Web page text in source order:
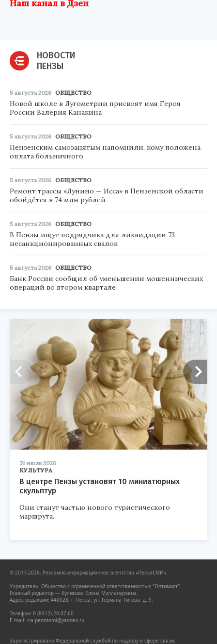
Наш канал в Дзен
НОВОСТИ
ПЕНЗЫ
5 августа 2026 ОБЩЕСТВО
Новой школе в Лугометрии присвоят имя Героя
России Валерия Канакина
5 августа 2026 ОБЩЕСТВО
Пензенским самозанятым напомнили, кому положена
оплата больничного
5 августа 2026 ОБЩЕСТВО
Ремонт трассы «Лунино — Исса» в Пензенской области
обойдётся в 74 млн рублей
5 августа 2026 ОБЩЕСТВО
В Пензы ищут подрядчика для ликвидации 73
несанкционированных свалок
5 августа 2026 ОБЩЕСТВО
Банк России сообщил об уменьшении мошеннических
операций во втором квартале
31 июля 2026
КУЛЬТУРА
В центре Пензы установят 10 миниатюрных
скульптур
Они станут частью нового туристического
маршрута.
© 2017-2026, Рекламно-информационное агентство «ПензаСМИ».
Учредитель: Общество с ограниченной ответственностью "Оптимист".
Главный редактор — Куликова Елена Муллануровна.
Адрес редакции: 440028, г. Пенза, ул. Германа Титова, д. 9.
Телефон: 8 (8412) 20-07-60
E-mail: ria.penzasmi@yandex.ru
Зарегистрировано Федеральной службой по надзору в сфере связи,